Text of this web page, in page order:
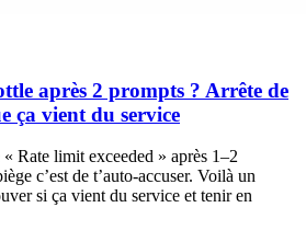
après 2 prompts ? Arrête de
ça vient du service
Rate limit exceeded » après 1–2
c’est de t’auto-accuser. Voilà un
si ça vient du service et tenir en